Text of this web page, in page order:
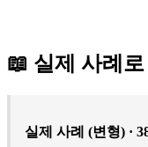
📖 실제 사례로
실제 사례 (변형) ·